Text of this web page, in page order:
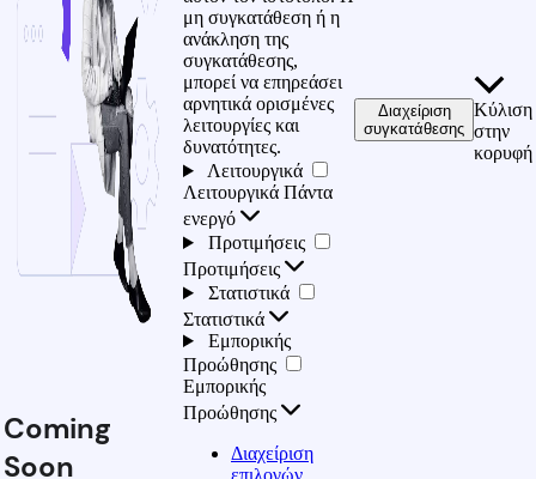
Coming
Soon
μη συγκατάθεση ή η
ανάκληση της
συγκατάθεσης,
μπορεί να επηρεάσει
αρνητικά ορισμένες
λειτουργίες και
δυνατότητες.
Λειτουργικά
Λειτουργικά Πάντα
ενεργό
Προτιμήσεις
Προτιμήσεις
Στατιστικά
Στατιστικά
Εμπορικής
Προώθησης
Εμπορικής
Προώθησης
Διαχείριση
επιλογών
Διαχείριση
συγκατάθεσης
Κύλιση
στην
κορυφή